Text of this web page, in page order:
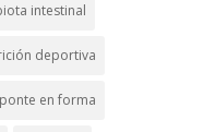
intestinal
deportiva
ponte en forma